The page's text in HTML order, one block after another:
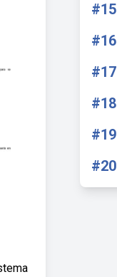
#15
#16
#17
#18
#19
#20